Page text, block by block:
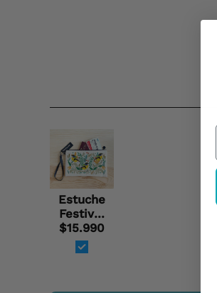
Estuche
Festival
Siete
Colores
$15.990